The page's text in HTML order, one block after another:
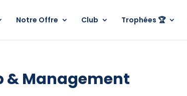
Notre Offre Club Trophées 🏆
& Management